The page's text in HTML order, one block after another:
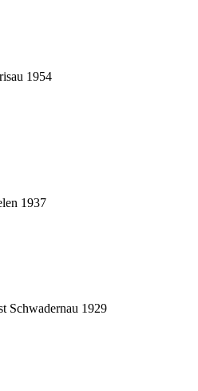
1954
1937
Schwadernau 1929